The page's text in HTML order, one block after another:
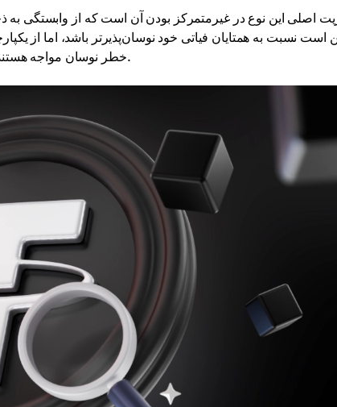
اصلی این نوع در غیرمتمرکز بودن آن است که از وابستگی به
است نسبت به همتایان فیاتی خود نوسان‌پذیرتر باشد، اما از
خطر نوسان مواجه هستند که نیاز به بیش از حد وثیقه‌گذاری دارد تا خطرات بالقوه را کاهش دهند.